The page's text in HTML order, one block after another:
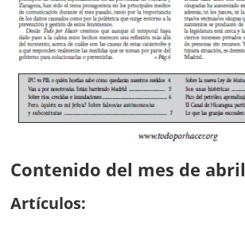
Contenido del mes de abril
Artículos: